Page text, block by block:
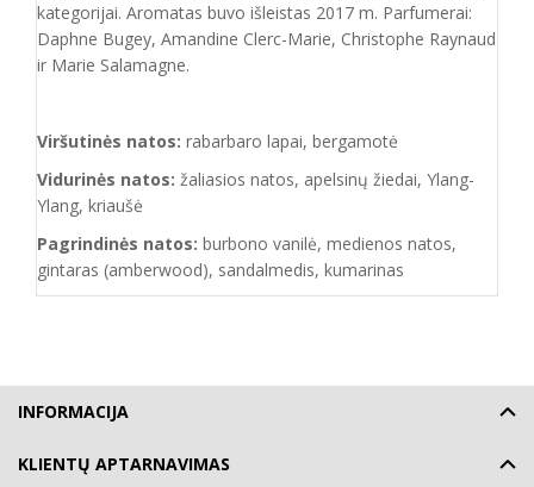
kategorijai. Aromatas buvo išleistas 2017 m. Parfumerai:
Daphne Bugey, Amandine Clerc-Marie, Christophe Raynaud
ir Marie Salamagne.
Viršutinės natos: rabarbaro lapai, bergamotė
Vidurinės natos: žaliasios natos, apelsinų žiedai, Ylang-
Ylang, kriaušė
Pagrindinės natos: burbono vanilė, medienos natos,
gintaras (amberwood), sandalmedis, kumarinas
INFORMACIJA
KLIENTŲ APTARNAVIMAS